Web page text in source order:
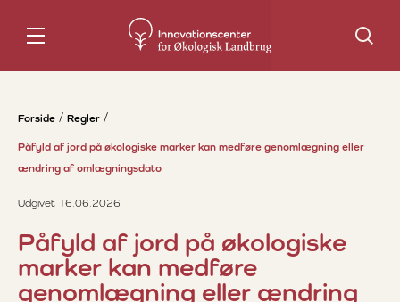
Søg
Forside Regler
Påfyld af jord på økologiske marker kan medføre genomlægning eller
ændring af omlægningsdato
Udgivet 16.06.2026
Påfyld af jord på økologiske
marker kan medføre
genomlægning eller ændring